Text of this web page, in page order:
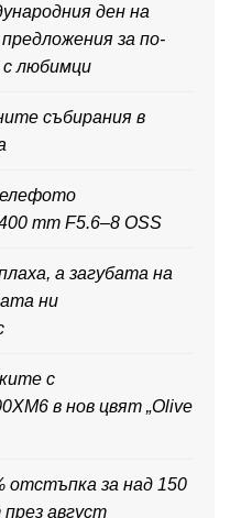
ден на
за по-
с любимци
събирания в
mm F5.6–8 OSS
а загубата на
ни
с
в нов цвят „Olive
за над 150
август